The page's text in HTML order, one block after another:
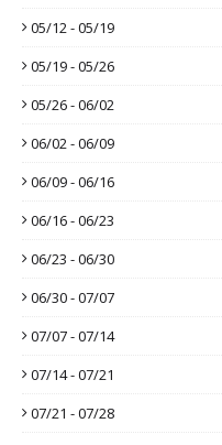
05/12 - 05/19
05/19 - 05/26
05/26 - 06/02
06/02 - 06/09
06/09 - 06/16
06/16 - 06/23
06/23 - 06/30
06/30 - 07/07
07/07 - 07/14
07/14 - 07/21
07/21 - 07/28